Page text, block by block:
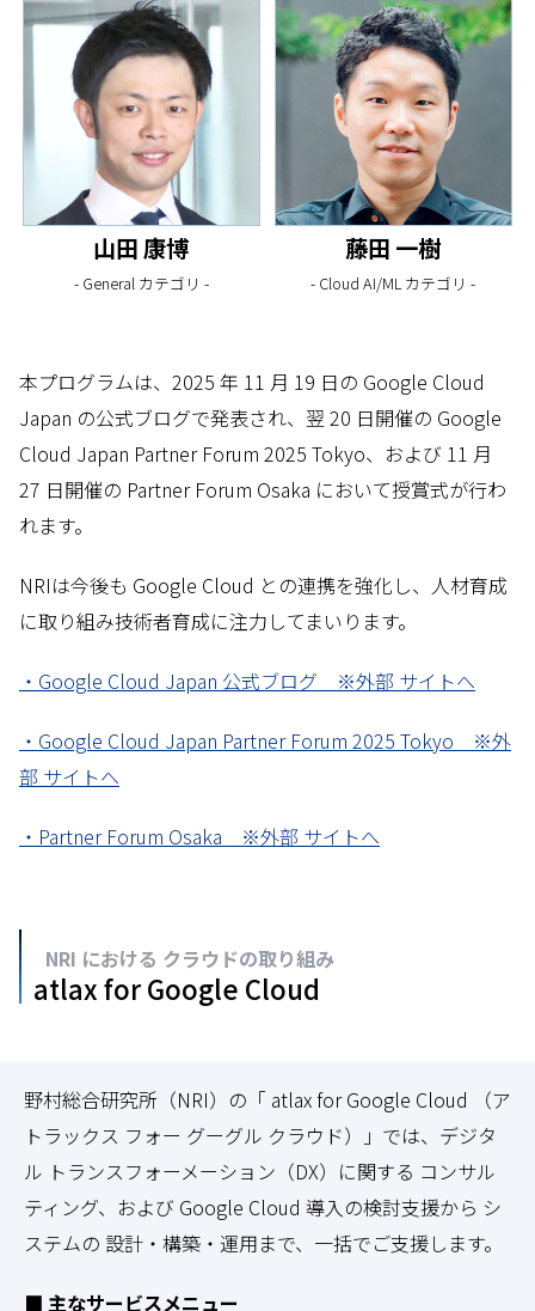
山田 康博
- General カテゴリ -
藤田 一樹
- Cloud AI/ML カテゴリ -
本プログラムは、2025 年 11 月 19 日の Google Cloud
Japan の公式ブログで発表され、翌 20 日開催の Google
Cloud Japan Partner Forum 2025 Tokyo、および 11 月
27 日開催の Partner Forum Osaka において授賞式が行わ
れます。
NRIは今後も Google Cloud との連携を強化し、人材育成
に取り組み技術者育成に注力してまいります。
・Google Cloud Japan 公式ブログ ※外部 サイトへ
・Google Cloud Japan Partner Forum 2025 Tokyo ※外
部 サイトへ
・Partner Forum Osaka ※外部 サイトへ
NRI における クラウドの取り組み
atlax for Google Cloud
野村総合研究所（NRI）の「 atlax for Google Cloud （ア
トラックス フォー グーグル クラウド）」では、デジタ
ル トランスフォーメーション（DX）に関する コンサル
ティング、および Google Cloud 導入の検討支援から シ
ステムの 設計・構築・運用まで、一括でご支援します。
■ 主なサービスメニュー